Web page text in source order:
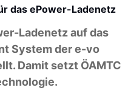
das ePower-Ladenetz
Ladenetz auf das
System der e-vo
Damit setzt ÖAMTC